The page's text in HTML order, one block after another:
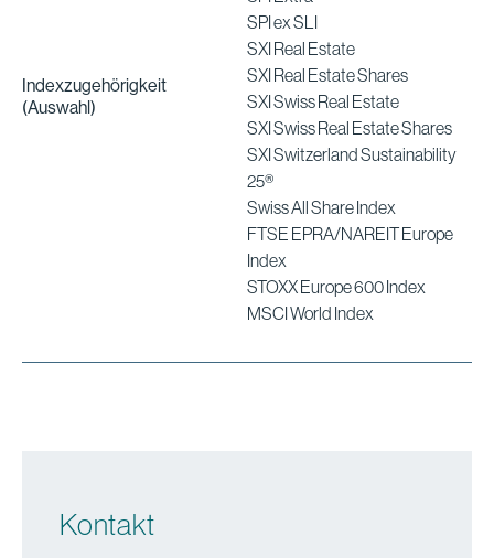
Indexzugehörigkeit
(Auswahl)
SPI ex SLI
SXI Real Estate
SXI Real Estate Shares
SXI Swiss Real Estate
SXI Swiss Real Estate Shares
SXI Switzerland Sustainability
25®
Swiss All Share Index
FTSE EPRA/NAREIT Europe
Index
STOXX Europe 600 Index
MSCI World Index
Kontakt